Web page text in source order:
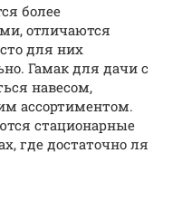
более
отличаются
для них
Гамак для дачи с
навесом,
ассортиментом.
стационарные
где достаточно ля